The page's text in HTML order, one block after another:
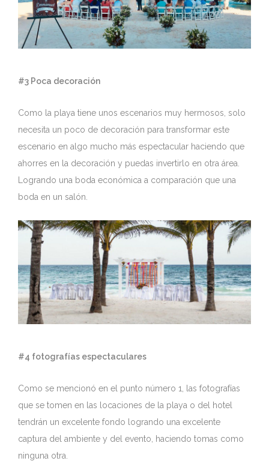
#3 Poca decoración
Como la playa tiene unos escenarios muy hermosos, solo
necesita un poco de decoración para transformar este
escenario en algo mucho más espectacular haciendo que
ahorres en la decoración y puedas invertirlo en otra área.
Logrando una boda económica a comparación que una
boda en un salón.
#4 fotografías espectaculares
Como se mencionó en el punto número 1, las fotografías
que se tomen en las locaciones de la playa o del hotel
tendrán un excelente fondo logrando una excelente
captura del ambiente y del evento, haciendo tomas como
ninguna otra.